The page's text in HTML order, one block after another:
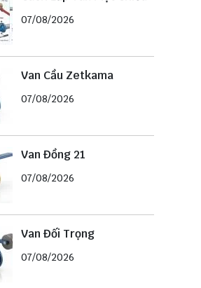
07/08/2026
Van Cầu Zetkama
07/08/2026
Van Đồng 21
07/08/2026
Van Đối Trọng
07/08/2026